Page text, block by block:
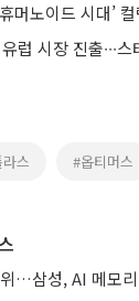
머노이드 시대’
럽 시장 진출∙∙∙
스 #옵티머스
…삼성, AI 메모